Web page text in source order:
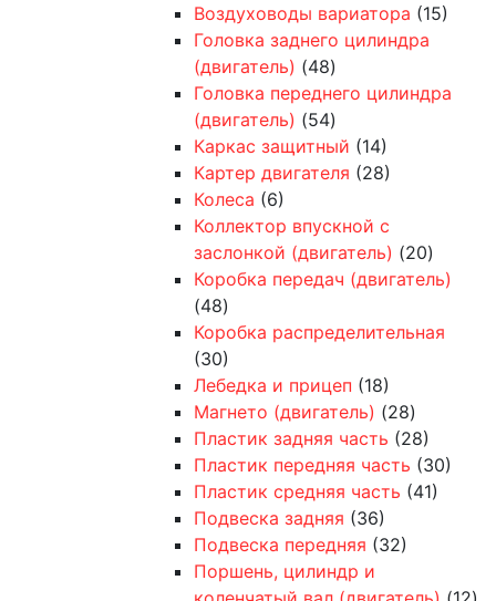
Воздуховоды вариатора (15)
Головка заднего цилиндра
(двигатель) (48)
Головка переднего цилиндра
(двигатель) (54)
Каркас защитный (14)
Картер двигателя (28)
Колеса (6)
Коллектор впускной с
заслонкой (двигатель) (20)
Коробка передач (двигатель)
(48)
Коробка распределительная
(30)
Лебедка и прицеп (18)
Магнето (двигатель) (28)
Пластик задняя часть (28)
Пластик передняя часть (30)
Пластик средняя часть (41)
Подвеска задняя (36)
Подвеска передняя (32)
Поршень, цилиндр и